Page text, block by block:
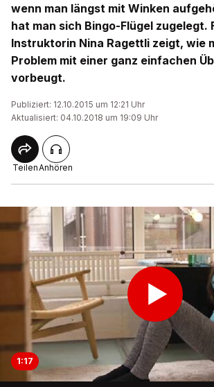
wenn man längst mit Winken
hat man sich Bingo-Flügel zugelegt.
Instruktorin Nina Ragettli zeigt, wie
Problem mit einer ganz einfachen
vorbeugt.
Publiziert: 12.10.2015 um 12:21 Uhr
Aktualisiert: 04.10.2018 um 19:09 Uhr
TeilenAnhören
1:17